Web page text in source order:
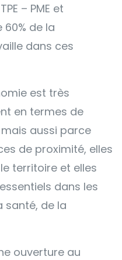
– PME et
60% de la
dans ces
est très
en termes de
aussi parce
de proximité, elles
territoire et elles
dans les
santé, de la
ouverture au